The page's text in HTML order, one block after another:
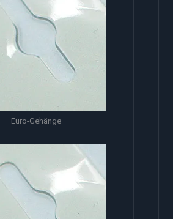
Euro-Gehänge